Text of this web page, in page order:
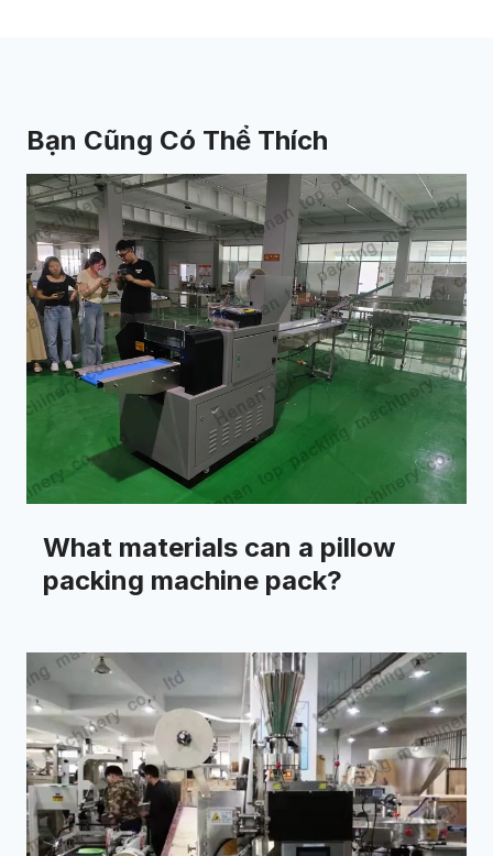
Bạn Cũng Có Thể Thích
What materials can a pillow
packing machine pack?